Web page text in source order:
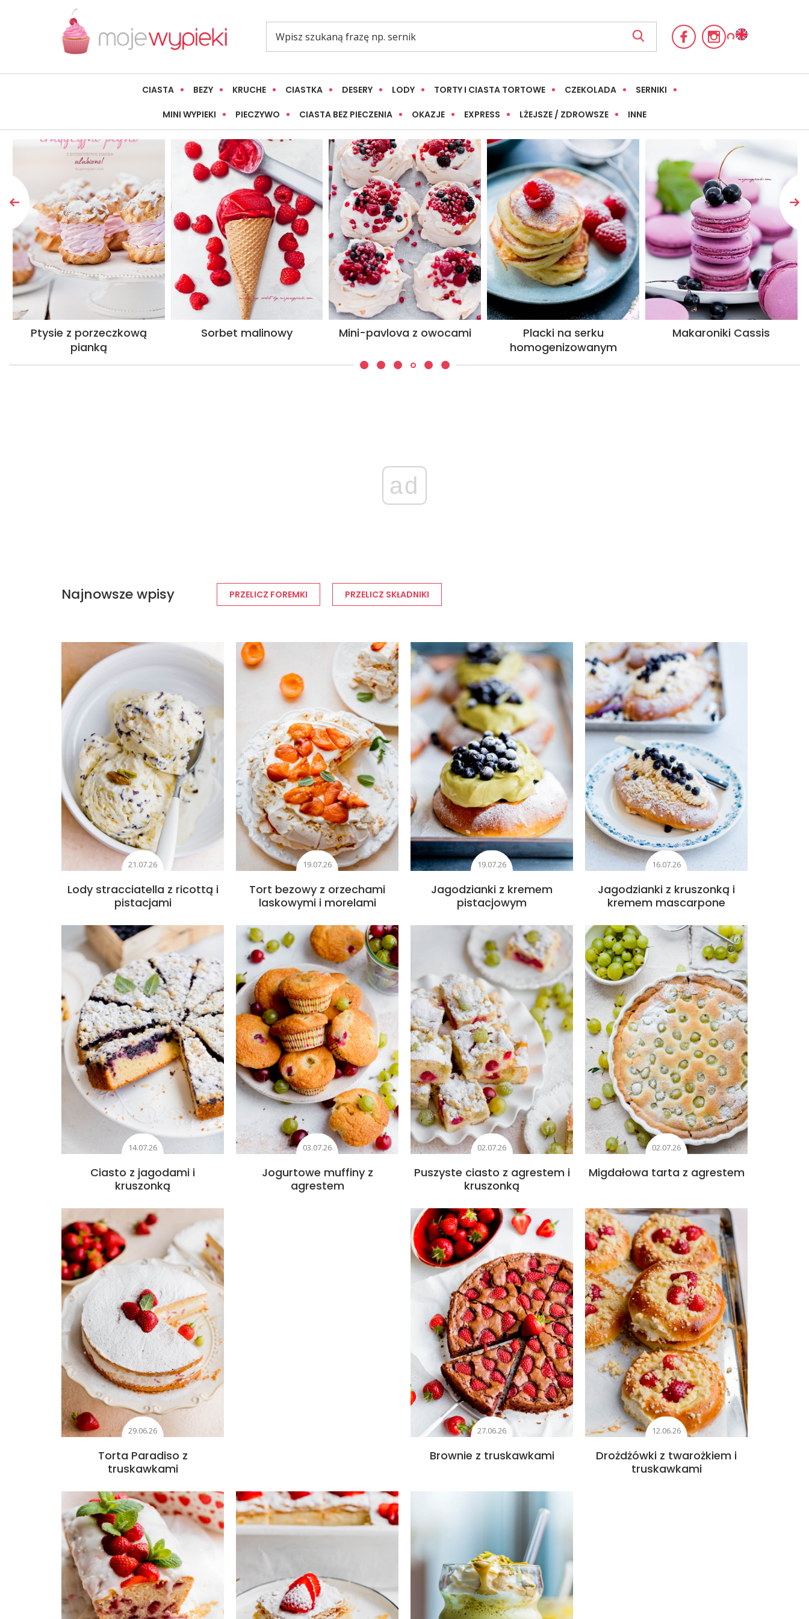
CIASTA BEZY KRUCHE CIASTKA DESERY LODY TORTY I CIASTA TORTOWE CZEKOLADA SERNIKI
MINI WYPIEKI PIECZYWO CIASTA BEZ PIECZENIA OKAZJE EXPRESS LŻEJSZE / ZDROWSZE INNE
Ptysie z porzeczkową
pianką
Sorbet malinowy Mini-pavlova z owocami
Placki na serku
homogenizowanym
Makaroniki Cassis
ad
Najnowsze wpisy PRZELICZ FOREMKI PRZELICZ SKŁADNIKI
21.07.26
Lody stracciatella z ricottą i
pistacjami
19.07.26
Tort bezowy z orzechami
laskowymi i morelami
19.07.26
Jagodzianki z kremem
pistacjowym
16.07.26
Jagodzianki z kruszonką i
kremem mascarpone
14.07.26
Ciasto z jagodami i
kruszonką
03.07.26
Jogurtowe muffiny z
agrestem
02.07.26
Puszyste ciasto z agrestem i
kruszonką
02.07.26
Migdałowa tarta z agrestem
29.06.26
Torta Paradiso z
truskawkami
27.06.26
Brownie z truskawkami
12.06.26
Drożdżówki z twarożkiem i
truskawkami